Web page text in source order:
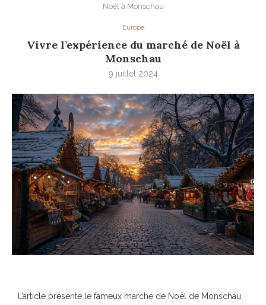
Noël à Monschau
Europe
Vivre l’expérience du marché de Noël à
Monschau
9 juillet 2024
L’article présente le fameux marché de Noël de Monschau,